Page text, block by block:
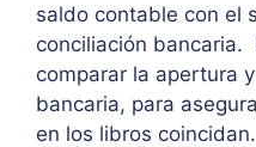
saldo contable con el
conciliación bancaria.
comparar la apertura
bancaria, para
en los libros